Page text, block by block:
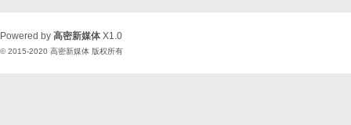
Powered by 高密新媒体 X1.0
© 2015-2020 高密新媒体 版权所有